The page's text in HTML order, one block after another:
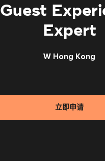
Guest
Expert
W Hong Kong
立即申请